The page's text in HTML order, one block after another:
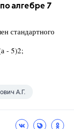
алгебре 7
стандартного
5)2;
А.Г.